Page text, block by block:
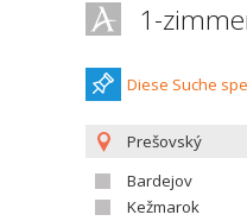
1-
Diese Suche
Prešovský
Bardejov
Kežmarok